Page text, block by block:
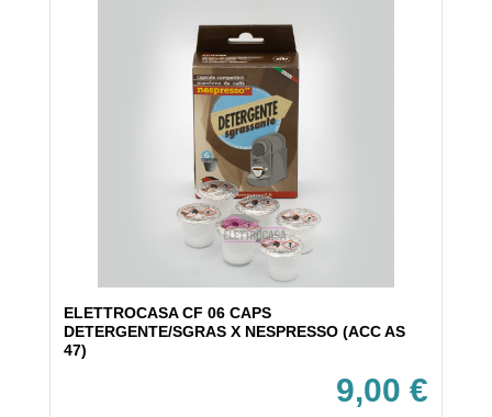
ELETTROCASA CF 06 CAPS
DETERGENTE/SGRAS X NESPRESSO (ACC AS
47)
9,00 €